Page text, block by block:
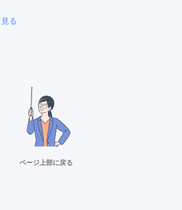
る
ページ上部に戻る